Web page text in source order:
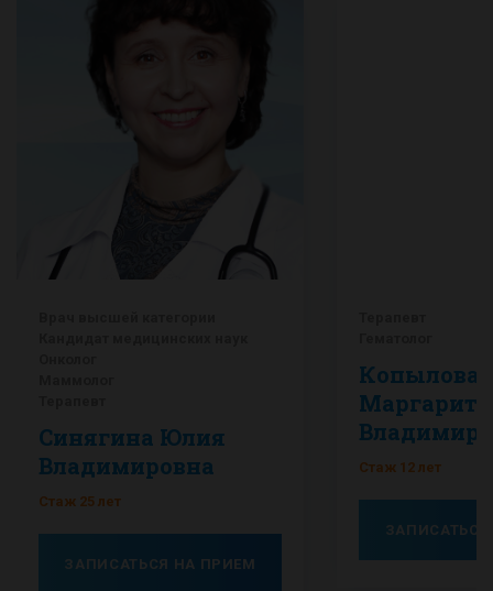
Синягина Юлия
Владимировна
Стаж 25 лет
ЗАПИСАТЬСЯ НА ПРИЕМ
Копылова
Маргарита
Стаж 12 лет